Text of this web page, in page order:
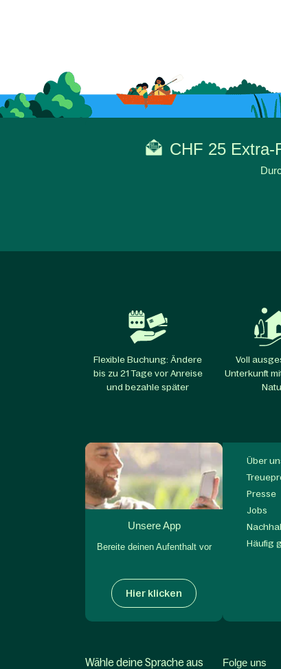
CHF 25 Extra-
Flexible Buchung: Ändere
bis zu 21 Tage vor Anreise
und bezahle später
Voll
Unterkunft
Unsere App
Bereite deinen Aufenthalt vor
Hier klicken
Über
Presse
Jobs
Häufig
Wähle deine Sprache aus Folge uns